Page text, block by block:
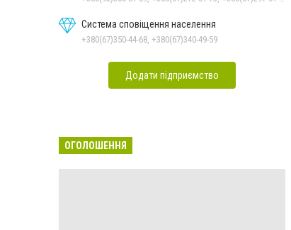
Система сповіщення населення
+380(67)350-44-68, +380(67)340-49-59
Додати підприємство
ОГОЛОШЕННЯ